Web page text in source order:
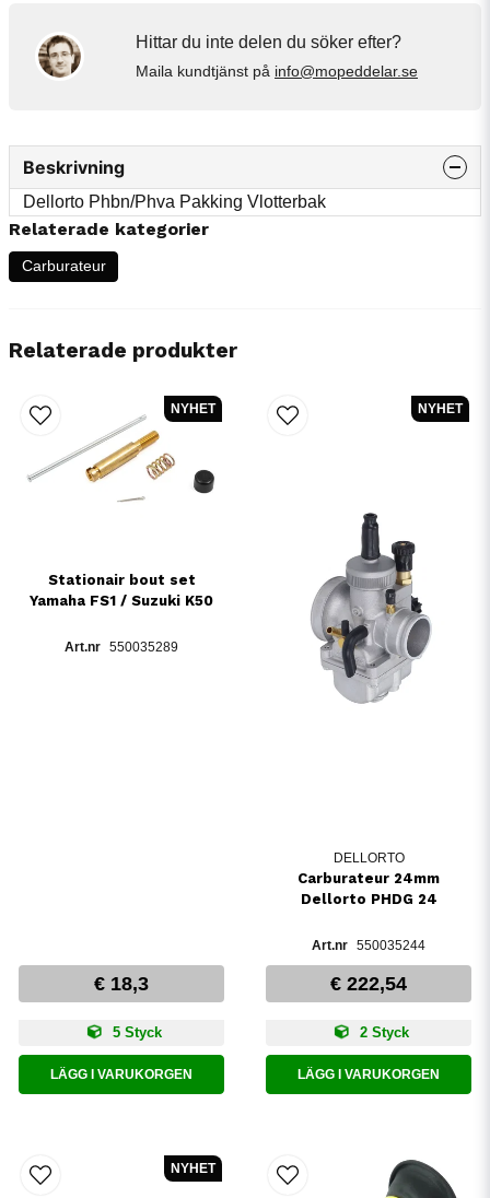
Hittar du inte delen du söker efter?
Maila kundtjänst på info@mopeddelar.se
Beskrivning
Dellorto Phbn/Phva Pakking Vlotterbak
Relaterade kategorier
Carburateur
Relaterade produkter
Stationair bout set
Yamaha FS1 / Suzuki K50
550035289
€ 18,3
5 Styck
LÄGG I VARUKORGEN
NYHET
DELLORTO
Carburateur 24mm
Dellorto PHDG 24
550035244
€ 222,54
2 Styck
LÄGG I VARUKORGEN
NYHET
NYHET